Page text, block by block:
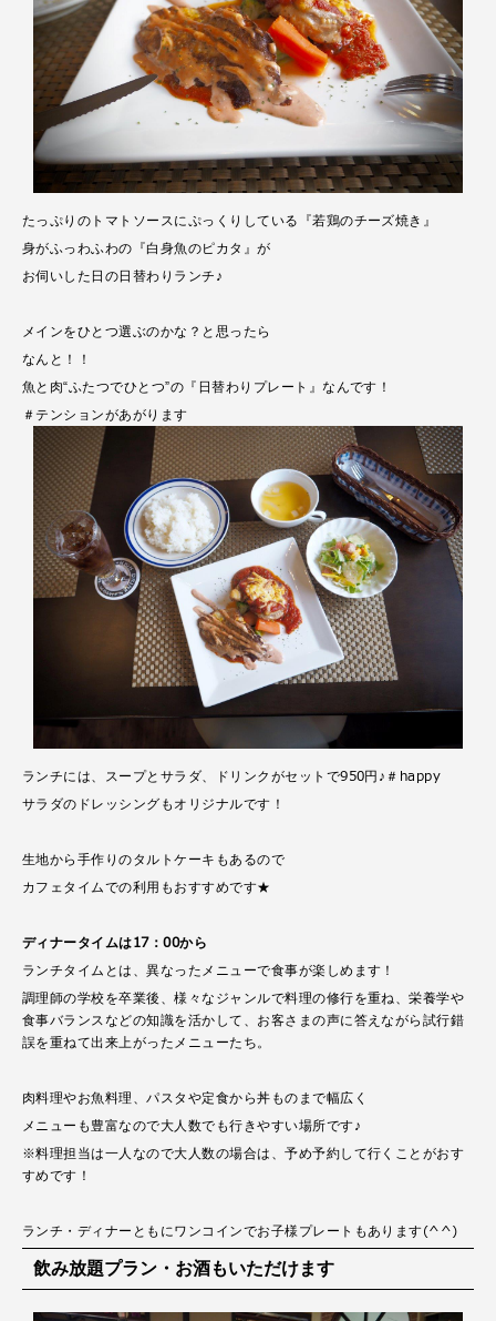
たっぷりのトマトソースにぷっくりしている『若鶏のチーズ焼き』
身がふっわふわの『白身魚のピカタ』が
お伺いした日の日替わりランチ♪
メインをひとつ選ぶのかな？と思ったら
なんと！！
魚と肉“ふたつでひとつ”の『日替わりプレート』なんです！
＃テンションがあがります
ランチには、スープとサラダ、ドリンクがセットで950円♪＃happy
サラダのドレッシングもオリジナルです！
生地から手作りのタルトケーキもあるので
カフェタイムでの利用もおすすめです★
ディナータイムは17：00から
ランチタイムとは、異なったメニューで食事が楽しめます！
調理師の学校を卒業後、様々なジャンルで料理の修行を重ね、栄養学や
食事バランスなどの知識を活かして、お客さまの声に答えながら試行錯
誤を重ねて出来上がったメニューたち。
肉料理やお魚料理、パスタや定食から丼ものまで幅広く
メニューも豊富なので大人数でも行きやすい場所です♪
※料理担当は一人なので大人数の場合は、予め予約して行くことがおす
すめです！
ランチ・ディナーともにワンコインでお子様プレートもあります(^^)
飲み放題プラン・お酒もいただけます